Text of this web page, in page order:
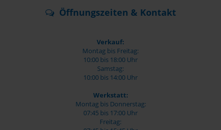
Öffnungszeiten & Kontakt
Verkauf:
Montag bis Freitag:
10:00 bis 18:00 Uhr
Samstag:
10:00 bis 14:00 Uhr
Werkstatt:
Montag bis Donnerstag:
07:45 bis 17:00 Uhr
Freitag: